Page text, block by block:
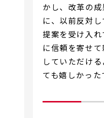
かし、改革の
に、以前反対
提案を受け入
に信頼を寄せ
していただけ
ても嬉しかった